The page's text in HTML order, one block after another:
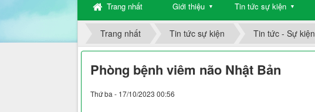
Trang nhất Giới thiệu ▼ Tin tức sự kiện ▼
Trang nhất Tin tức sự kiện Tin tức - Sự kiện
Phòng bệnh viêm não Nhật Bản
Thứ ba - 17/10/2023 00:56